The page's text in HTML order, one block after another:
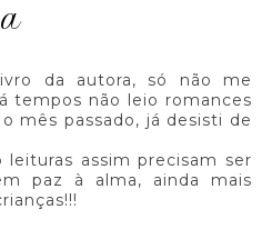
da autora, só não me
tempos não leio romances
mês passado, já desisti de
leituras assim precisam ser
paz à alma, ainda mais